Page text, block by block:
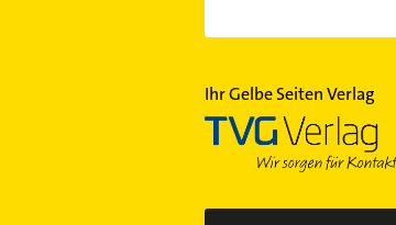
Ihr Gelbe Seiten Verlag